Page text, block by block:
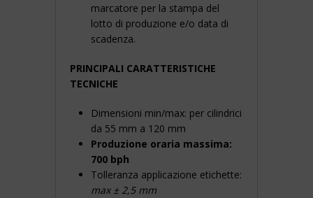
marcatore per la stampa del
lotto di produzione e/o data di
scadenza.
PRINCIPALI CARATTERISTICHE
TECNICHE
Dimensioni min/max: per cilindrici
da 55 mm a 120 mm
Produzione oraria massima:
700 bph
Tolleranza applicazione etichette:
max ± 2,5 mm